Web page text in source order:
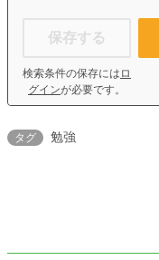
保存する
検索条件の保存には ロ
グインが必要です。
タグ 勉強